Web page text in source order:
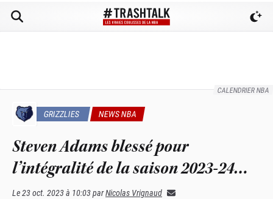
CALENDRIER NBA
GRIZZLIES NEWS NBA
Steven Adams blessé pour
l’intégralité de la saison 2023-24…
Le23 oct. 2023 à 10:03parNicolas Vrignaud